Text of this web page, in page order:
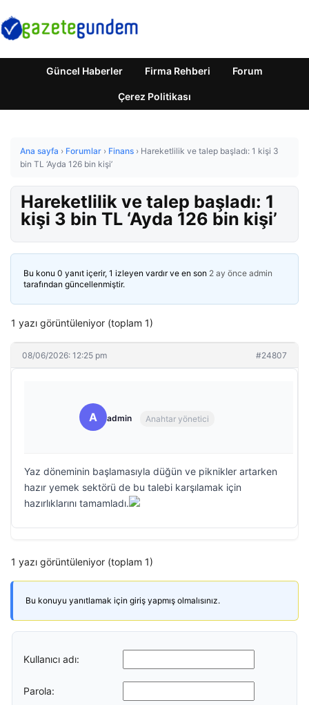
Güncel Haberler Firma Rehberi Forum
Çerez Politikası
Ana sayfa › Forumlar › Finans › Hareketlilik ve talep başladı: 1 kişi 3
bin TL ‘Ayda 126 bin kişi’
Hareketlilik ve talep başladı: 1
kişi 3 bin TL ‘Ayda 126 bin kişi’
Bu konu 0 yanıt içerir, 1 izleyen vardır ve en son 2 ay önce admin
tarafından güncellenmiştir.
1 yazı görüntüleniyor (toplam 1)
08/06/2026: 12:25 pm #24807
A admin Anahtar yönetici
Yaz döneminin başlamasıyla düğün ve piknikler artarken
hazır yemek sektörü de bu talebi karşılamak için
hazırlıklarını tamamladı.
1 yazı görüntüleniyor (toplam 1)
Bu konuyu yanıtlamak için giriş yapmış olmalısınız.
Kullanıcı adı:
Parola: